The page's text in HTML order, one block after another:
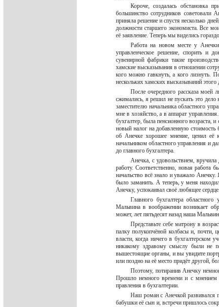
Короче, создалась обстановка
большинство сотрудников советовали
приняла решение и спустя несколько
должности старшего экономиста. Все
её заявление. Теперь мы виделись
Работа на новом месте у
управленческое решение, спорить и
сувенирной фабрики такие
хамские высказывания в отношении
кого можно гавкнуть, а кого лизнуть.
нескольких хамских высказываний
После очередного рассказа моей
сжимались, я решил не пускать это
заместителю начальника областного
мне в хозяйство, а в аппарат
бухгалтер, была пенсионного возраста,
новый налог на добавленную
об Анечке хорошее мнение, ценил её
начальником областного управления и
до главного бухгалтера.
Анечка, с удовольствием,
работу. Соответственно, новая работа
начальство всё знало и уважало
было заманить. А теперь, у меня
Анечку, успокаивал своё любящее
Главного бухгалтера
Мальвина в воображении возникает
может, лет пятьдесят назад наша
Представьте себе матрону в
палку полукопчёной колбасы и, почти,
власти, когда ничего в бухгалтерском
никакому здравому смыслу были не
вышестоящие органы, и вы увидите
или поздно на её место придёт другой,
Поэтому, потиранив Анечку
Прошло немного времени и с мнением
правления в бухгалтерии.
Наш роман с Анечкой развивался
бабушки её сын и, встречи пришлось